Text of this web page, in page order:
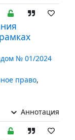
№ 01/2024
право,
Аннотация